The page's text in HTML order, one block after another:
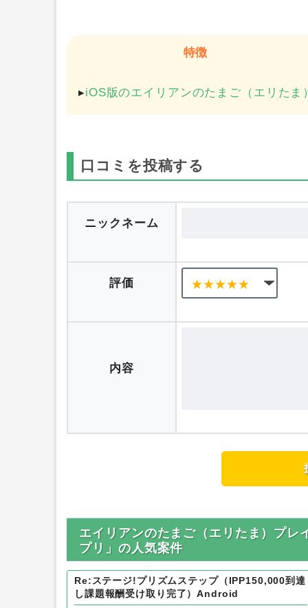
特徴
▸iOS版のエイリアンのたまご（エリた
口コミを投稿する
ニックネーム
評価
内容
エイリアンのたまご（エリたま）プ
プリ」の人気案件
Re:ステージ!プリズムステップ（IPP150,000到達
し課題報酬受け取り完了）Android